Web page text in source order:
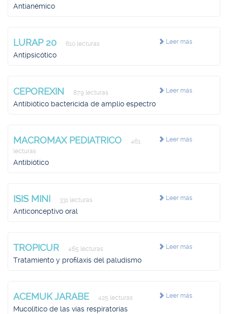
Antianémico
Leer más
LURAP 20 610 lecturas
Antipsicótico
Leer más
CEPOREXIN 879 lecturas
Antibiótico bactericida de amplio espectro
Leer más
MACROMAX PEDIATRICO
461
lecturas
Antibiótico
Leer más
ISIS MINI 331 lecturas
Anticonceptivo oral
Leer más
TROPICUR 465 lecturas
Tratamiento y profilaxis del paludismo
Leer más
ACEMUK JARABE 425 lecturas
Mucolítico de las vías respiratorias